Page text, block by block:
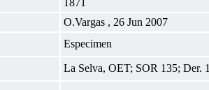
1871
O.Vargas , 26 Jun 2007
Especimen
La Selva, OET; SOR 135; Der.